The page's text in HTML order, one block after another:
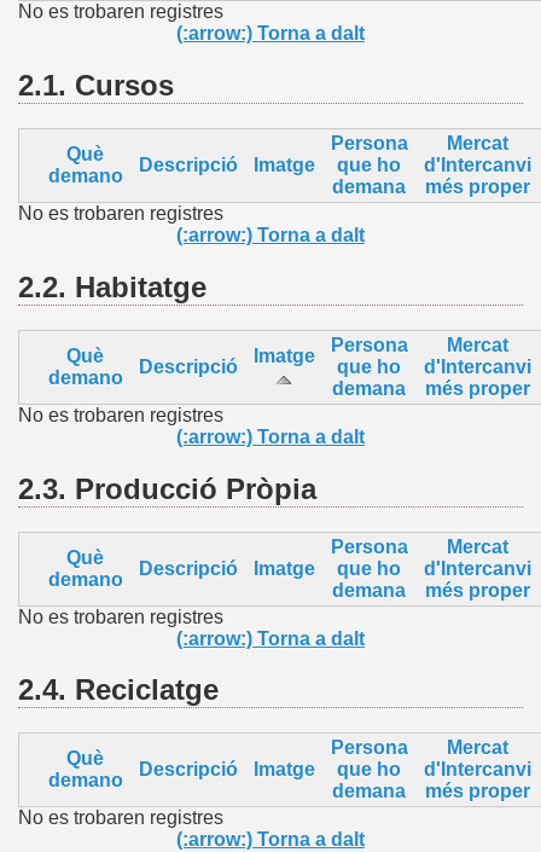
No es trobaren registres
(:arrow:) Torna a dalt
2.1. Cursos
Què
demano
Descripció Imatge
Persona
que ho
demana
Mercat
d'Intercanvi
més proper
No es trobaren registres
(:arrow:) Torna a dalt
2.2. Habitatge
Què
demano
Descripció
Imatge
Persona
que ho
demana
Mercat
d'Intercanvi
més proper
No es trobaren registres
(:arrow:) Torna a dalt
2.3. Producció Pròpia
Què
demano
Descripció Imatge
Persona
que ho
demana
Mercat
d'Intercanvi
més proper
No es trobaren registres
(:arrow:) Torna a dalt
2.4. Reciclatge
Què
demano
Descripció Imatge
Persona
que ho
demana
Mercat
d'Intercanvi
més proper
No es trobaren registres
(:arrow:) Torna a dalt